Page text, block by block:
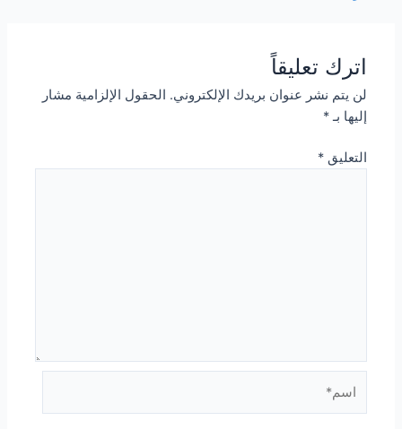
اترك تعليقاً
لن يتم نشر عنوان بريدك الإلكتروني. الحقول الإلزامية مشار
إليها بـ*
التعليق*